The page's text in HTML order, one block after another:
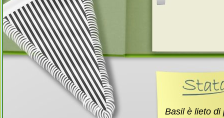
Basil è lieto di